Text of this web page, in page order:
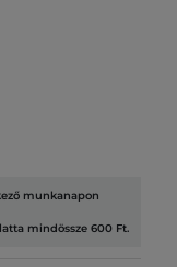
munkanapon
mindössze 600 Ft.